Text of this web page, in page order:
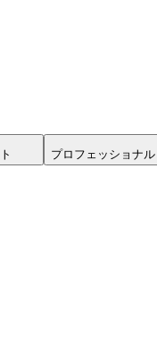
プロフェッショナル